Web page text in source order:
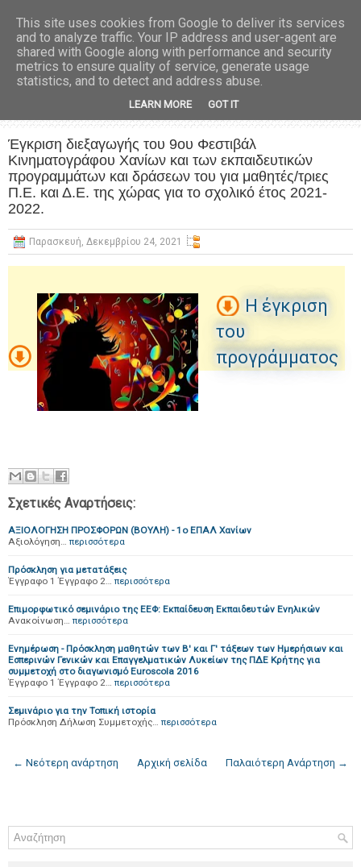
Έγκριση διεξαγωγής του 9ου Φεστιβάλ
Κινηματογράφου Χανίων και των εκπαιδευτικών
προγραμμάτων και δράσεων του για μαθητές/τριες
Π.Ε. και Δ.Ε. της χώρας για το σχολικό έτος 2021-
2022.
Παρασκευή, Δεκεμβρίου 24, 2021
H έγκριση
του
προγράμματος
Σχετικές Αναρτήσεις:
ΑΞΙΟΛΟΓΗΣΗ ΠΡΟΣΦΟΡΩΝ (ΒΟΥΛΗ) - 1ο ΕΠΑΛ Χανίων
Αξιολόγηση… περισσότερα
Πρόσκληση για μετατάξεις
Έγγραφο 1 Έγγραφο 2… περισσότερα
Επιμορφωτικό σεμινάριο της ΕΕΦ: Εκπαίδευση Εκπαιδευτών Ενηλικών
Ανακοίνωση… περισσότερα
Ενημέρωση - Πρόσκληση μαθητών των Β' και Γ' τάξεων των Ημερήσιων και
Εσπερινών Γενικών και Επαγγελματικών Λυκείων της ΠΔΕ Κρήτης για
συμμετοχή στο διαγωνισμό Euroscola 2016
Έγγραφο 1 Έγγραφο 2… περισσότερα
Σεμινάριο για την Τοπική ιστορία
Πρόσκληση Δήλωση Συμμετοχής… περισσότερα
← Νεότερη ανάρτηση Παλαιότερη Ανάρτηση →
Αρχική σελίδα
This site uses cookies from Google to deliver its services
and to analyze traffic. Your IP address and user-agent are
shared with Google along with performance and security
metrics to ensure quality of service, generate usage
statistics, and to detect and address abuse.
LEARN MORE GOT IT